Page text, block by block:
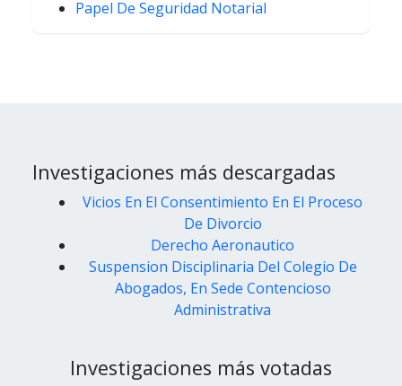
Papel De Seguridad Notarial
Investigaciones más descargadas
Vicios En El Consentimiento En El Proceso
De Divorcio
Derecho Aeronautico
Suspension Disciplinaria Del Colegio De
Abogados, En Sede Contencioso
Administrativa
Investigaciones más votadas